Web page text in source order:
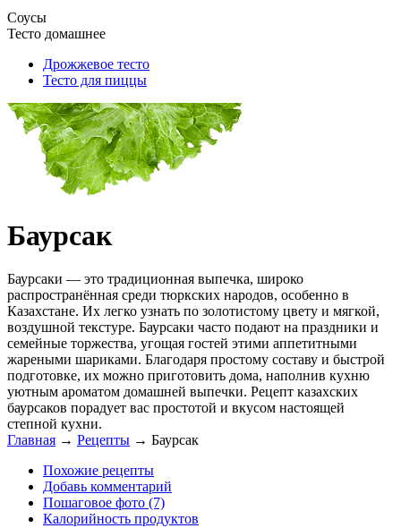
Соусы
Тесто домашнее
Дрожжевое тесто
Тесто для пиццы
Баурсак
Баурсаки — это традиционная выпечка, широко
распространённая среди тюркских народов, особенно в
Казахстане. Их легко узнать по золотистому цвету и мягкой,
воздушной текстуре. Баурсаки часто подают на праздники и
семейные торжества, угощая гостей этими аппетитными
жареными шариками. Благодаря простому составу и быстрой
подготовке, их можно приготовить дома, наполнив кухню
уютным ароматом домашней выпечки. Рецепт казахских
баурсаков порадует вас простотой и вкусом настоящей
степной кухни.
Главная → Рецепты → Баурсак
Похожие рецепты
Добавь комментарий
Пошаговое фото (7)
Калорийность продуктов